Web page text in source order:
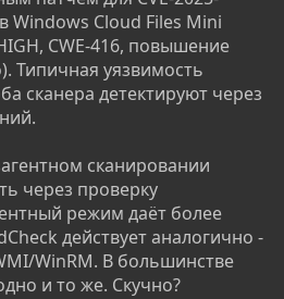
Windows Cloud Files Mini
CWE-416, повышение
Типичная уязвимость
сканера детектируют через
сканировании
через проверку
режим даёт более
действует аналогично -
WinRM. В большинстве
и то же. Скучно?